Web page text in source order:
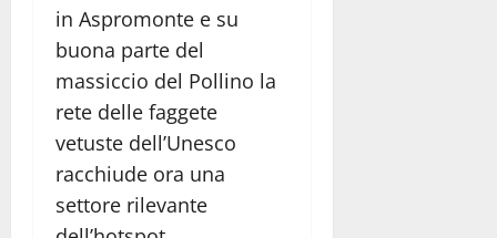
in Aspromonte e su
buona parte del
massiccio del Pollino la
rete delle faggete
vetuste dell’Unesco
racchiude ora una
settore rilevante